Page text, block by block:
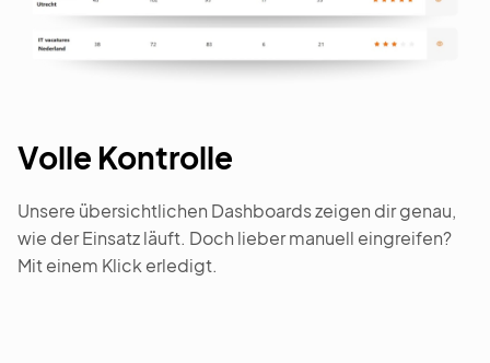
Volle Kontrolle
Unsere übersichtlichen Dashboards zeigen dir genau,
wie der Einsatz läuft. Doch lieber manuell eingreifen?
Mit einem Klick erledigt.